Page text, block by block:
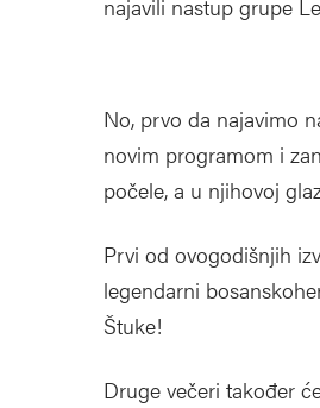
najavili nastup grupe
No, prvo da najavimo
novim programom i
počele, a u njihovoj
Prvi od ovogodišnjih
legendarni
Štuke!
Druge večeri također